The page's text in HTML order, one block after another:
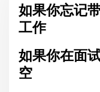
如果你忘记
工作
如果你在面
空